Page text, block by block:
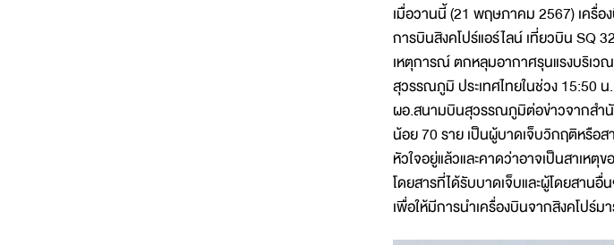
เมื่อวานนี้ (21 พฤษภาคม 2567) เครื่
การบินสิงคโปร์แอร์ไลน์ เที่ยวบิน SQ
เหตุการณ์ ตกหลุมอากาศรุนแรงบริเว
สุวรรณภูมิ ประเทศไทยในช่วง 15:50
ผอ.สนามบินสุวรรณภูมิต่อข่าวจากสำนั
น้อย 70 ราย เป็นผู้บาดเจ็บวิกฤติหรือส
หัวใจอยู่แล้วและคาดว่าอาจเป็นสาเหตุ
โดยสารที่ได้รับบาดเจ็บและผู้โดยสา
เพื่อให้มีการนำเครื่องบินจากสิงคโปร์